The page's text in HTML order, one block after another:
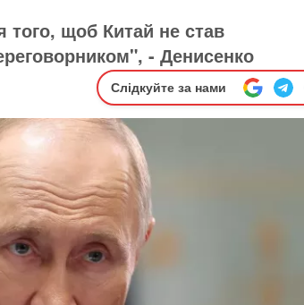
щоб Китай не став
- Денисенко
Слідкуйте за нами